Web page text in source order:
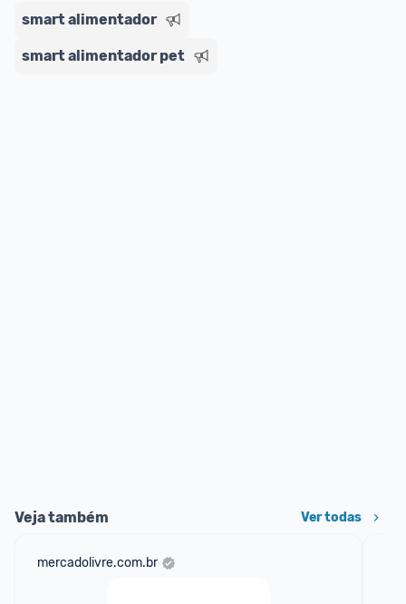
smart alimentador
smart alimentador pet
Veja também Ver todas
mercadolivre.com.br